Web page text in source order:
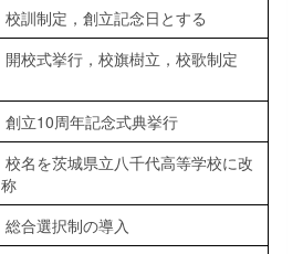
校訓制定，創立記念日とする
開校式挙行，校旗樹立，校歌制定
創立10周年記念式典挙行
校名を茨城県立八千代高等学校に改
称
総合選択制の導入